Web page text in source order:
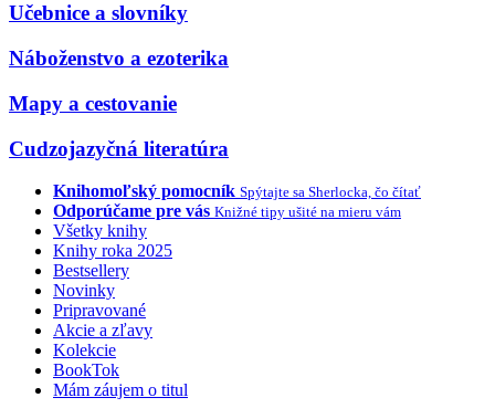
Učebnice a slovníky
Náboženstvo a ezoterika
Mapy a cestovanie
Cudzojazyčná literatúra
Knihomoľský pomocník Spýtajte sa Sherlocka, čo čítať
Odporúčame pre vás Knižné tipy ušité na mieru vám
Všetky knihy
Knihy roka 2025
Bestsellery
Novinky
Pripravované
Akcie a zľavy
Kolekcie
BookTok
Mám záujem o titul